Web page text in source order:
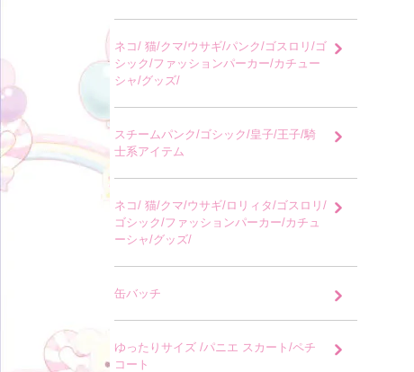
ネコ/ 猫/クマ/ウサギ/パンク/ゴスロリ/ゴ
シック/ファッションパーカー/カチュー
シャ/グッズ/
スチームパンク/ゴシック/皇子/王子/騎
士系アイテム
ネコ/ 猫/クマ/ウサギ/ロリィタ/ゴスロリ/
ゴシック/ファッションパーカー/カチュ
ーシャ/グッズ/
缶バッチ
ゆったりサイズ /パニエ スカート/ペチ
コート